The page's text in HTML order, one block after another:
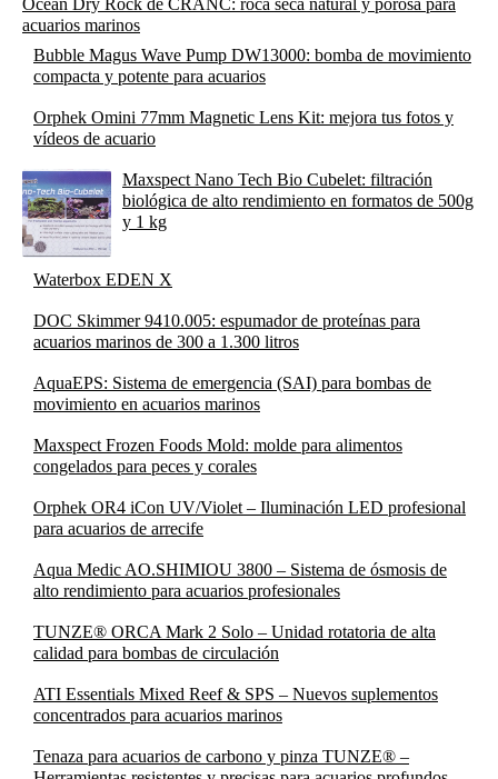
Ocean Dry Rock de CRANC: roca seca natural y porosa para
acuarios marinos
Bubble Magus Wave Pump DW13000: bomba de movimiento
compacta y potente para acuarios
Orphek Omini 77mm Magnetic Lens Kit: mejora tus fotos y
vídeos de acuario
Maxspect Nano Tech Bio Cubelet: filtración
biológica de alto rendimiento en formatos de 500g
y 1 kg
Waterbox EDEN X
DOC Skimmer 9410.005: espumador de proteínas para
acuarios marinos de 300 a 1.300 litros
AquaEPS: Sistema de emergencia (SAI) para bombas de
movimiento en acuarios marinos
Maxspect Frozen Foods Mold: molde para alimentos
congelados para peces y corales
Orphek OR4 iCon UV/Violet – Iluminación LED profesional
para acuarios de arrecife
Aqua Medic AO.SHIMIOU 3800 – Sistema de ósmosis de
alto rendimiento para acuarios profesionales
TUNZE® ORCA Mark 2 Solo – Unidad rotatoria de alta
calidad para bombas de circulación
ATI Essentials Mixed Reef & SPS – Nuevos suplementos
concentrados para acuarios marinos
Tenaza para acuarios de carbono y pinza TUNZE® –